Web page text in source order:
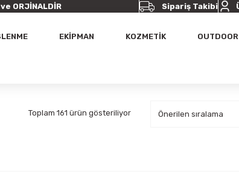
ORJİNALDİR Sipariş Takibi
EKİPMAN KOZMETİK OUTDOOR
Toplam 161 ürün gösteriliyor